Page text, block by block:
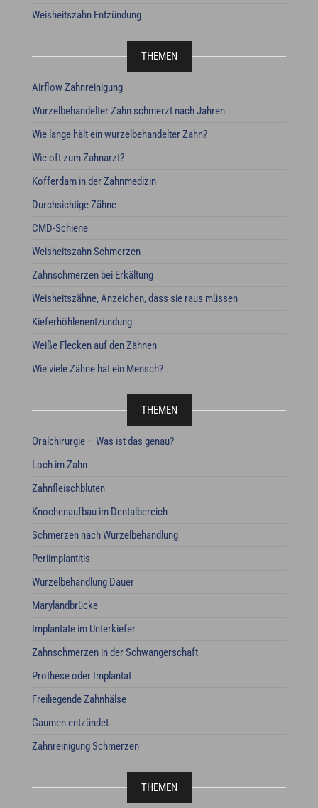
Weisheitszahn Entzündung
THEMEN
Airflow Zahnreinigung
Wurzelbehandelter Zahn schmerzt nach Jahren
Wie lange hält ein wurzelbehandelter Zahn?
Wie oft zum Zahnarzt?
Kofferdam in der Zahnmedizin
Durchsichtige Zähne
CMD-Schiene
Weisheitszahn Schmerzen
Zahnschmerzen bei Erkältung
Weisheitszähne, Anzeichen, dass sie raus müssen
Kieferhöhlenentzündung
Weiße Flecken auf den Zähnen
Wie viele Zähne hat ein Mensch?
THEMEN
Oralchirurgie – Was ist das genau?
Loch im Zahn
Zahnfleischbluten
Knochenaufbau im Dentalbereich
Schmerzen nach Wurzelbehandlung
Periimplantitis
Wurzelbehandlung Dauer
Marylandbrücke
Implantate im Unterkiefer
Zahnschmerzen in der Schwangerschaft
Prothese oder Implantat
Freiliegende Zahnhälse
Gaumen entzündet
Zahnreinigung Schmerzen
THEMEN